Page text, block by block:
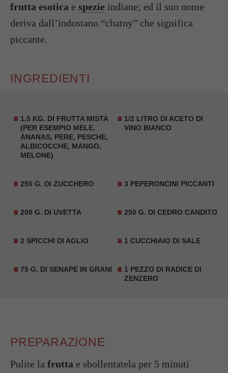
frutta esotica e spezie indiane; ed il suo nome
deriva dall’indostano “chatny” che significa
piccante.
INGREDIENTI
1,5 KG. DI FRUTTA MISTA
(PER ESEMPIO MELE,
ANANAS, PERE, PESCHE,
ALBICOCCHE, MANGO,
MELONE)
1/2 LITRO DI ACETO DI
VINO BIANCO
250 G. DI ZUCCHERO 3 PEPERONCINI PICCANTI
200 G. DI UVETTA 250 G. DI CEDRO CANDITO
2 SPICCHI DI AGLIO 1 CUCCHIAIO DI SALE
75 G. DI SENAPE IN GRANI
1 PEZZO DI RADICE DI
ZENZERO
PREPARAZIONE
Pulite la frutta e sbollentatela per 5 minuti